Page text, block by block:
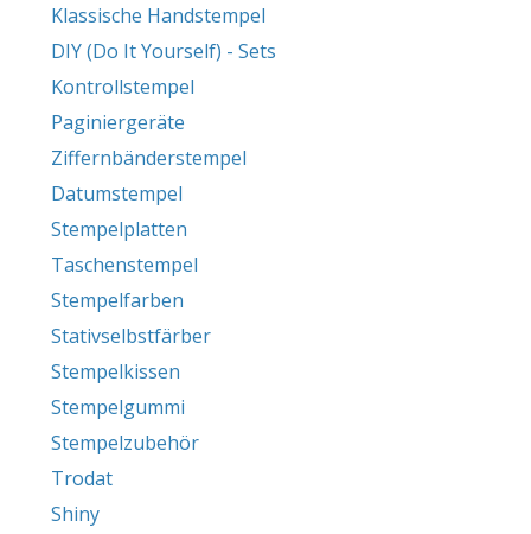
Klassische Handstempel
DIY (Do It Yourself) - Sets
Kontrollstempel
Paginiergeräte
Ziffernbänderstempel
Datumstempel
Stempelplatten
Taschenstempel
Stempelfarben
Stativselbstfärber
Stempelkissen
Stempelgummi
Stempelzubehör
Trodat
Shiny